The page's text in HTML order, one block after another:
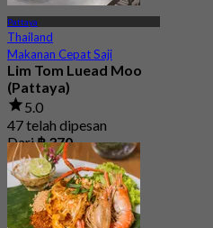
Pattaya
Thailand
Makanan Cepat Saji
Lim Tom Luead Moo
(Pattaya)
5.0
47 telah dipesan
Dari฿ 370